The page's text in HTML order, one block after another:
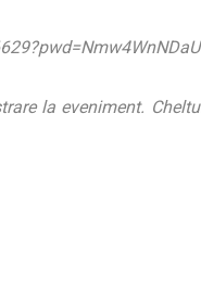
la eveniment.